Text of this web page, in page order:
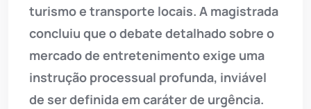
turismo e transporte locais. A magistrada
concluiu que o debate detalhado sobre o
mercado de entretenimento exige uma
instrução processual profunda, inviável
de ser definida em caráter de urgência.